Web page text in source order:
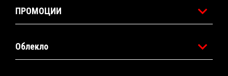
ПРОМОЦИИ
Облекло